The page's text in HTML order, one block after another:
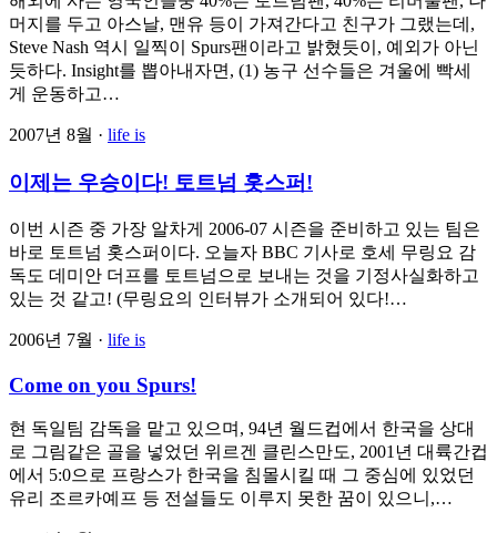
머지를 두고 아스날, 맨유 등이 가져간다고 친구가 그랬는데,
Steve Nash 역시 일찍이 Spurs팬이라고 밝혔듯이, 예외가 아닌
듯하다. Insight를 뽑아내자면, (1) 농구 선수들은 겨울에 빡세
게 운동하고…
2007년 8월 · life is
이제는 우승이다! 토트넘 홋스퍼!
이번 시즌 중 가장 알차게 2006-07 시즌을 준비하고 있는 팀은
바로 토트넘 홋스퍼이다. 오늘자 BBC 기사로 호세 무링요 감
독도 데미안 더프를 토트넘으로 보내는 것을 기정사실화하고
있는 것 같고! (무링요의 인터뷰가 소개되어 있다!…
2006년 7월 · life is
Come on you Spurs!
현 독일팀 감독을 맡고 있으며, 94년 월드컵에서 한국을 상대
로 그림같은 골을 넣었던 위르겐 클린스만도, 2001년 대륙간컵
에서 5:0으로 프랑스가 한국을 침몰시킬 때 그 중심에 있었던
유리 조르카예프 등 전설들도 이루지 못한 꿈이 있으니,…